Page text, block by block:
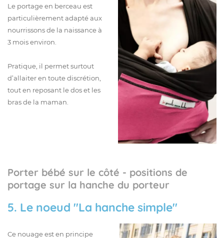
Le portage en berceau est
particulièrement adapté aux
nourrissons de la naissance à
3 mois environ.
Pratique, il permet surtout
d’allaiter en toute discrétion,
tout en reposant le dos et les
bras de la maman.
Porter bébé sur le côté - positions de
portage sur la hanche du porteur
5. Le noeud "La hanche simple"
Ce nouage est en principe